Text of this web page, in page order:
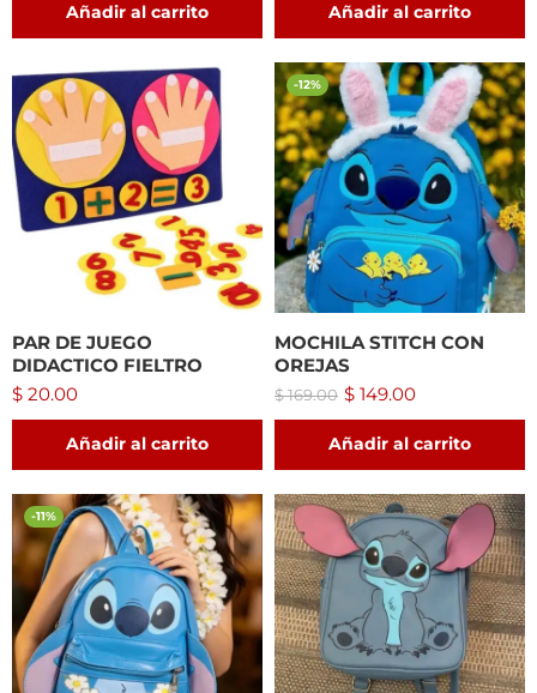
Añadir al carrito Añadir al carrito
PAR DE JUEGO
DIDACTICO FIELTRO
$ 20.00
Añadir al carrito
-12%
MOCHILA STITCH CON
OREJAS
$169.00 $ 149.00
Añadir al carrito
-11%